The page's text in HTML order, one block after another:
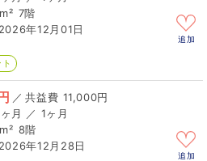
7階
2026年12月01日
追加
／
11,000円
月 ／ 1ヶ月
8階
2026年12月28日
追加